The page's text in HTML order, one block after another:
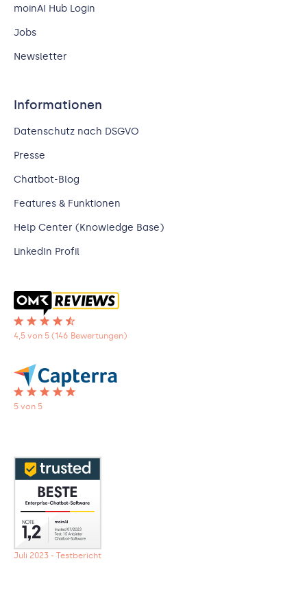
moinAI Hub Login
Jobs
Newsletter
Informationen
Datenschutz nach DSGVO
Presse
Chatbot-Blog
Features & Funktionen
Help Center (Knowledge Base)
LinkedIn Profil
4,5 von 5 (146 Bewertungen)
5 von 5
Juli 2023 - Testbericht